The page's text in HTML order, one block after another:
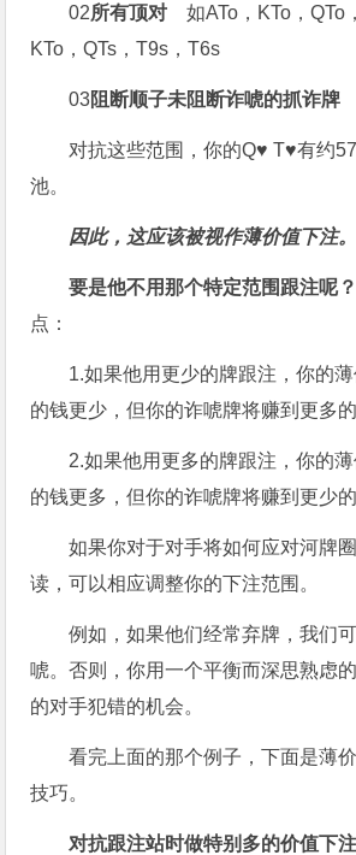
02所有顶对 如ATo，KTo，QTo
KTo，QTs，T9s，T6s
03阻断顺子未阻断诈唬的抓诈牌
对抗这些范围，你的Q♥ T♥有约
池。
因此，这应该被视作薄价值下注。
要是他不用那个特定范围跟注呢
点：
1.如果他用更少的牌跟注，你的
的钱更少，但你的诈唬牌将赚到更多的
2.如果他用更多的牌跟注，你的
的钱更多，但你的诈唬牌将赚到更少的
如果你对于对手将如何应对河牌
读，可以相应调整你的下注范围。
例如，如果他们经常弃牌，我们
唬。否则，你用一个平衡而深思熟虑
的对手犯错的机会。
看完上面的那个例子，下面是薄
技巧。
对抗跟注站时做特别多的价值下注